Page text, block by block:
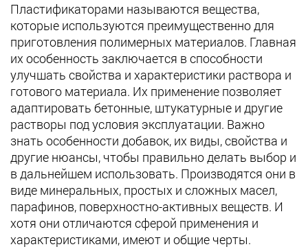
Пластификаторами называются вещества,
которые используются преимущественно для
приготовления полимерных материалов. Главная
их особенность заключается в способности
улучшать свойства и характеристики раствора и
готового материала. Их применение позволяет
адаптировать бетонные, штукатурные и другие
растворы под условия эксплуатации. Важно
знать особенности добавок, их виды, свойства и
другие нюансы, чтобы правильно делать выбор и
в дальнейшем использовать. Производятся они в
виде минеральных, простых и сложных масел,
парафинов, поверхностно-активных веществ. И
хотя они отличаются сферой применения и
характеристиками, имеют и общие черты.